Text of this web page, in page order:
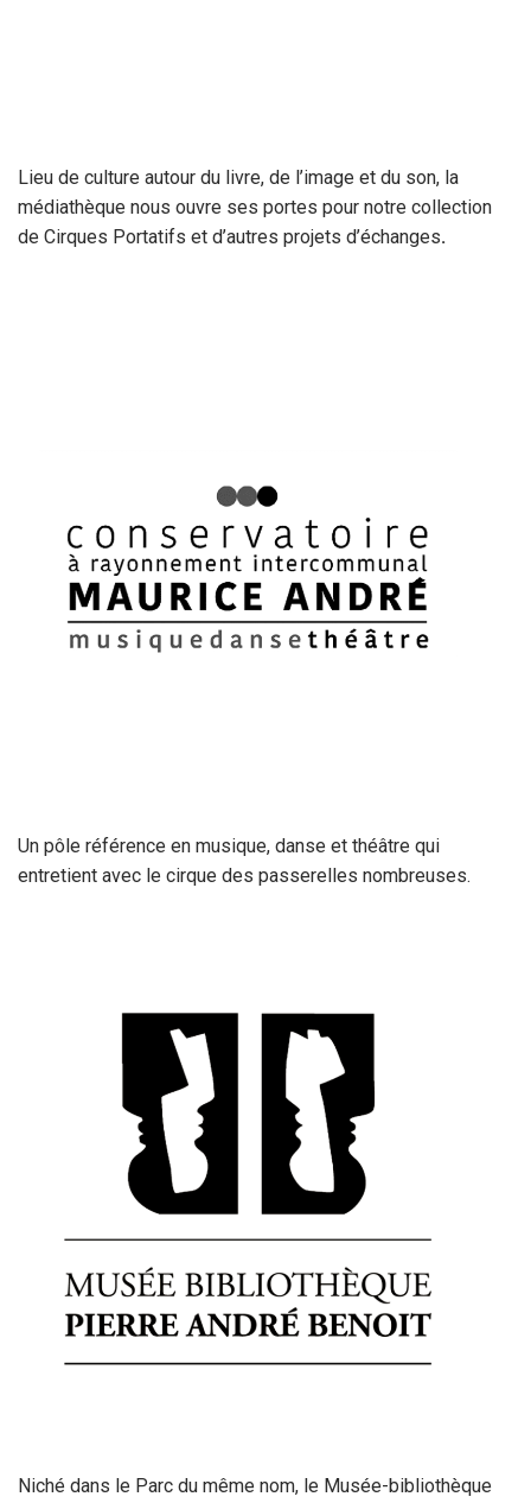
Lieu de culture autour du livre, de l’image et du son, la
médiathèque nous ouvre ses portes pour notre collection
de Cirques Portatifs et d’autres projets d’échanges.
Un pôle référence en musique, danse et théâtre qui
entretient avec le cirque des passerelles nombreuses.
Niché dans le Parc du même nom, le Musée-bibliothèque